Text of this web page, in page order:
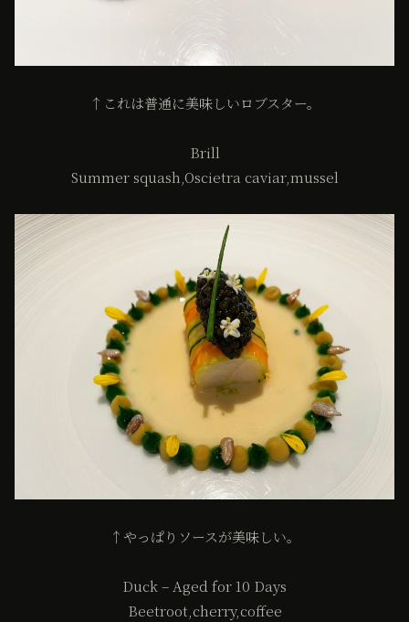
↑これは普通に美味しいロブスター。
Brill
Summer squash,Oscietra caviar,mussel
↑やっぱりソースが美味しい。
Duck – Aged for 10 Days
Beetroot,cherry,coffee